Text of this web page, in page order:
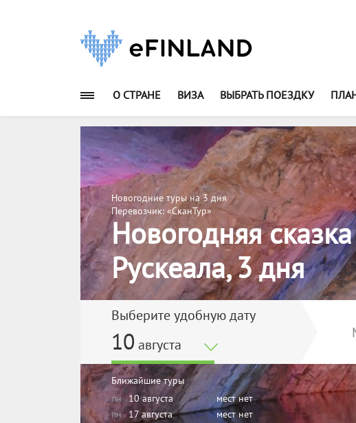
О СТРАНЕ ВИЗА ВЫБРАТЬ ПОЕЗДКУ
Новогодние туры на 3 дня
Перевозчик: «СканТур»
Новогодняя
Рускеала, 3 дня
Выберите удобную дату
10 августа
Ближайшие туры
пн
10 августа
мест нет
пн
17 августа
мест нет